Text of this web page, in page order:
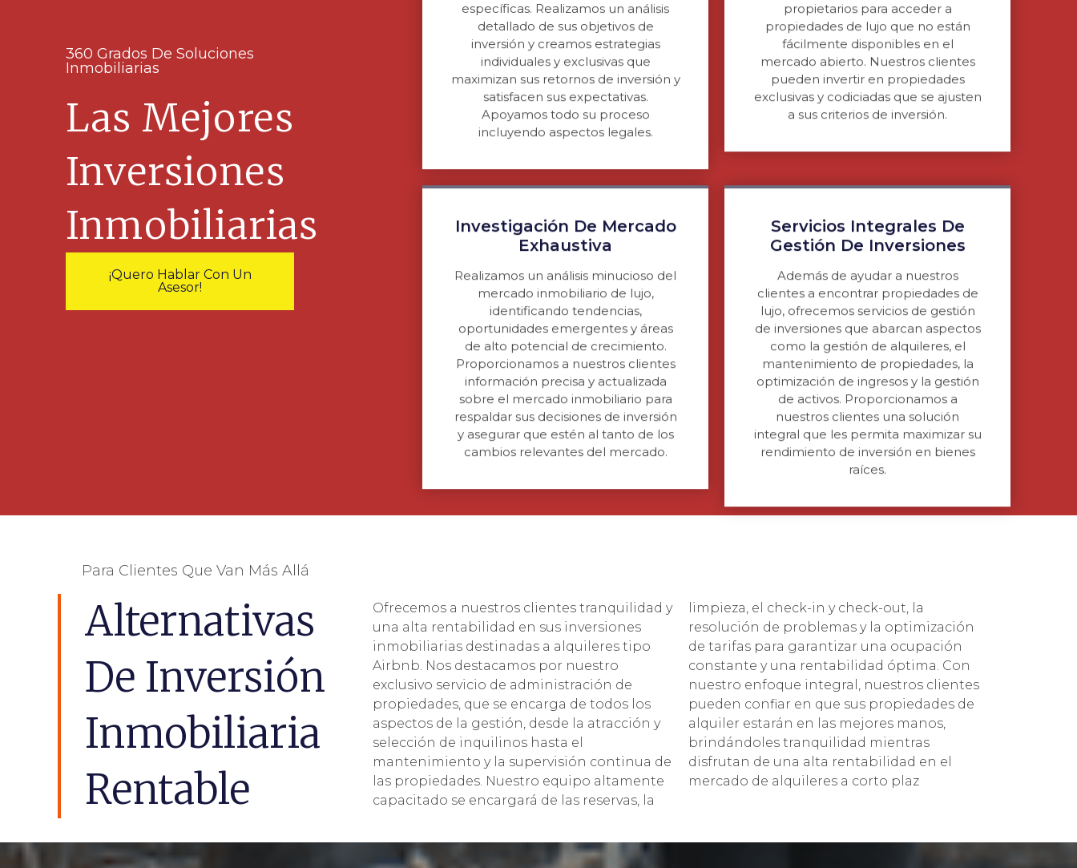
360 Grados De Soluciones
Inmobiliarias
Las Mejores
Inversiones
Inmobiliarias
¡Quero Hablar Con Un
Asesor!
específicas. Realizamos un análisis
detallado de sus objetivos de
inversión y creamos estrategias
individuales y exclusivas que
maximizan sus retornos de inversión y
satisfacen sus expectativas.
Apoyamos todo su proceso
incluyendo aspectos legales.
propietarios para acceder a
propiedades de lujo que no están
fácilmente disponibles en el
mercado abierto. Nuestros clientes
pueden invertir en propiedades
exclusivas y codiciadas que se ajusten
a sus criterios de inversión.
Investigación De Mercado
Exhaustiva
Realizamos un análisis minucioso del
mercado inmobiliario de lujo,
identificando tendencias,
oportunidades emergentes y áreas
de alto potencial de crecimiento.
Proporcionamos a nuestros clientes
información precisa y actualizada
sobre el mercado inmobiliario para
respaldar sus decisiones de inversión
y asegurar que estén al tanto de los
cambios relevantes del mercado.
Servicios Integrales De
Gestión De Inversiones
Además de ayudar a nuestros
clientes a encontrar propiedades de
lujo, ofrecemos servicios de gestión
de inversiones que abarcan aspectos
como la gestión de alquileres, el
mantenimiento de propiedades, la
optimización de ingresos y la gestión
de activos. Proporcionamos a
nuestros clientes una solución
integral que les permita maximizar su
rendimiento de inversión en bienes
raíces.
Para Clientes Que Van Más Allá
Alternativas
De Inversión
Inmobiliaria
Rentable
Ofrecemos a nuestros clientes tranquilidad y
una alta rentabilidad en sus inversiones
inmobiliarias destinadas a alquileres tipo
Airbnb. Nos destacamos por nuestro
exclusivo servicio de administración de
propiedades, que se encarga de todos los
aspectos de la gestión, desde la atracción y
selección de inquilinos hasta el
mantenimiento y la supervisión continua de
las propiedades. Nuestro equipo altamente
capacitado se encargará de las reservas, la
limpieza, el check-in y check-out, la
resolución de problemas y la optimización
de tarifas para garantizar una ocupación
constante y una rentabilidad óptima. Con
nuestro enfoque integral, nuestros clientes
pueden confiar en que sus propiedades de
alquiler estarán en las mejores manos,
brindándoles tranquilidad mientras
disfrutan de una alta rentabilidad en el
mercado de alquileres a corto plaz